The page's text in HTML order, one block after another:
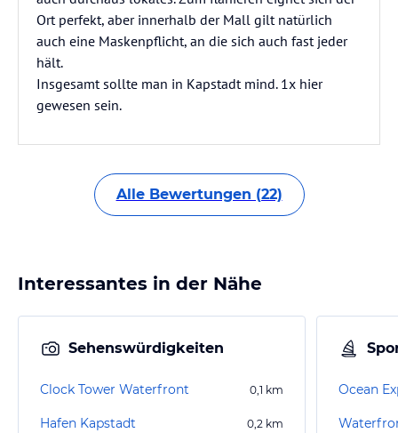
Ort perfekt, aber innerhalb der Mall gilt natürlich
auch eine Maskenpflicht, an die sich auch fast jeder
hält.
Insgesamt sollte man in Kapstadt mind. 1x hier
gewesen sein.
Alle Bewertungen (22)
Interessantes in der Nähe
Sehenswürdigkeiten
Clock Tower Waterfront 0,1 km
Hafen Kapstadt 0,2 km